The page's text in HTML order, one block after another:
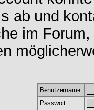
ab und
im
Benutzername:
Passwort: